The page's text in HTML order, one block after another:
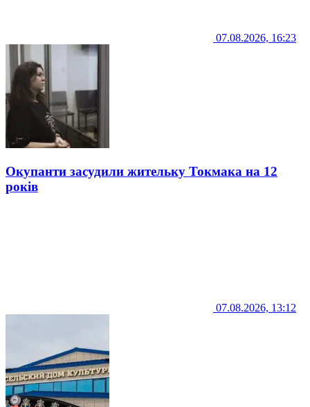
07.08.2026, 16:23
Окупанти засудили жительку Токмака на 12
років
07.08.2026, 13:12